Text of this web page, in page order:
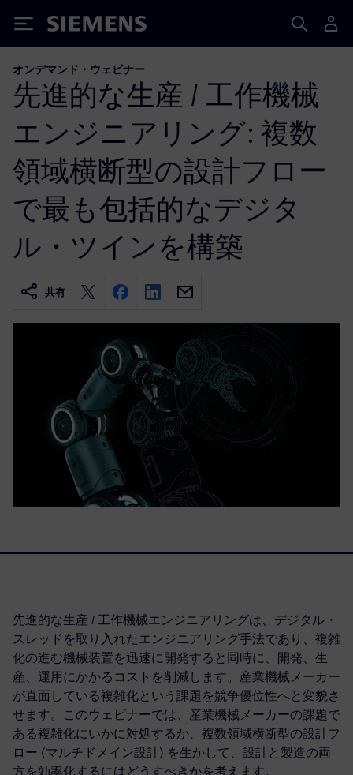
Siemens
オンデマンド・ウェビナー
先進的な生産 / 工作機械
エンジニアリング: 複数
領域横断型の設計フロー
で最も包括的なデジタ
ル・ツインを構築
共有
先進的な生産 / 工作機械エンジニアリングは、デジタル・
スレッドを取り入れたエンジニアリング手法であり、複雑
化の進む機械装置を迅速に開発すると同時に、開発、生
産、運用にかかるコストを削減します。産業機械メーカー
が直面している複雑化という課題を競争優位性へと変貌さ
せます。このウェビナーでは、産業機械メーカーの課題で
ある複雑化にいかに対処するか、複数領域横断型の設計フ
ロー (マルチドメイン設計) を生かして、設計と製造の両
方を効率化するにはどうすべきかを考えます。